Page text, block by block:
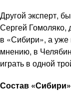
Другой эксперт,
Сергей Гомоляко,
в «Сибири», а уже
мнению, в
играть в одной
Состав